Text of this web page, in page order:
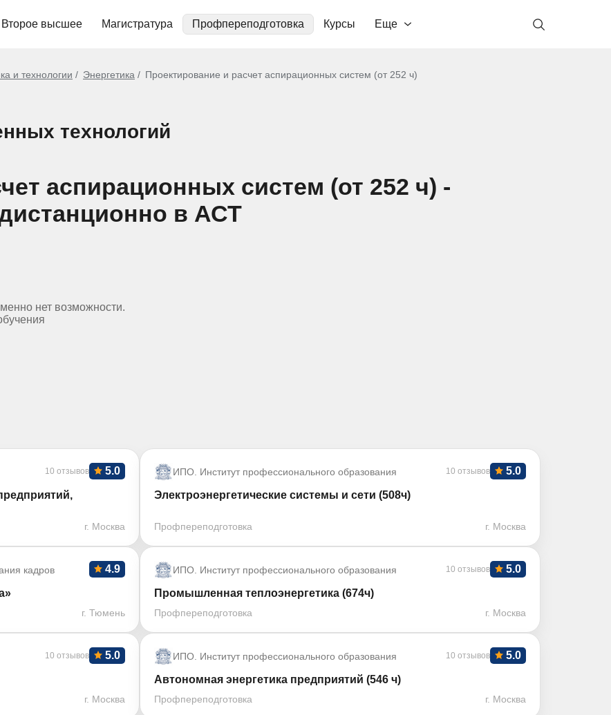
Второе высшее Магистратура Профпереподготовка Курсы Еще
и технологии Энергетика Проектирование и расчет аспирационных систем (от 252 ч)
технологий
аспирационных систем (от 252 ч) -
в АСТ
нет возможности.
10 отзывов 5.0
г. Москва
ИПО. Институт профессионального образования 10 отзывов 5.0
Электроэнергетические системы и сети (508ч)
Профпереподготовка г. Москва
кадров 4.9
г. Тюмень
ИПО. Институт профессионального образования 10 отзывов 5.0
Промышленная теплоэнергетика (674ч)
Профпереподготовка г. Москва
10 отзывов 5.0
г. Москва
ИПО. Институт профессионального образования 10 отзывов 5.0
Автономная энергетика предприятий (546 ч)
Профпереподготовка г. Москва